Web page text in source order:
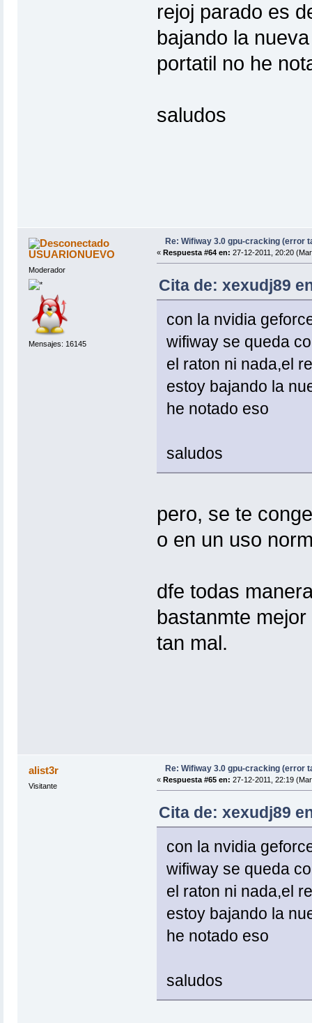
rejoj parado es
bajando la
portatil no he
saludos
USUARIONUEVO
Moderador
Mensajes: 16145
Re: Wifiway 3.0 gpu-cracking (error
« Respuesta #64 en: 27-12-2011, 20:20
Cita de: xexudj89
con la nvidia
wifiway se queda
el raton ni nada,el
estoy bajando la
he notado eso
saludos
pero, se te
o en un uso
dfe todas
bastanmte
tan mal.
alist3r
Visitante
Re: Wifiway 3.0 gpu-cracking (error
« Respuesta #65 en: 27-12-2011, 22:19
Cita de: xexudj89
con la nvidia
wifiway se queda
el raton ni nada,el
estoy bajando la
he notado eso
saludos